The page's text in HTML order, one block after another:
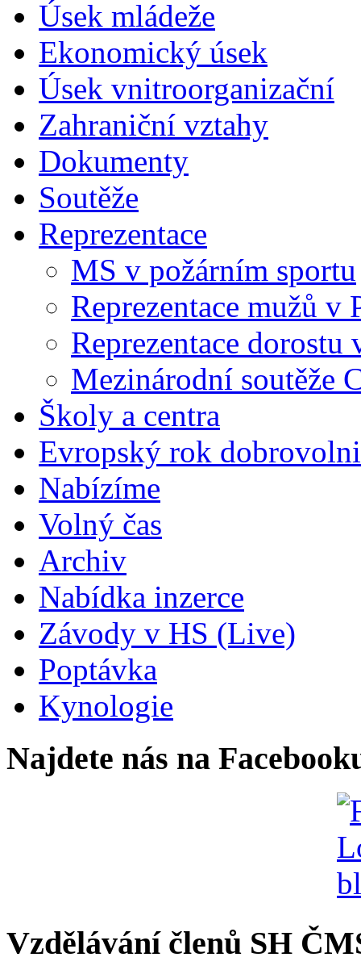
Úsek mládeže
Ekonomický úsek
Úsek vnitroorganizační
Zahraniční vztahy
Dokumenty
Soutěže
Reprezentace
MS v požárním sportu
Reprezentace mužů v
Reprezentace dorostu
Mezinárodní soutěže
Školy a centra
Evropský rok
Nabízíme
Volný čas
Archiv
Nabídka inzerce
Závody v HS (Live)
Poptávka
Kynologie
Najdete nás na
Vzdělávání členů SH